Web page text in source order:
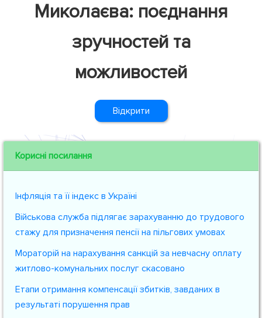
Миколаєва: поєднання
зручностей та
можливостей
Відкрити
Корисні посилання
Інфляція та її індекс в Україні
Військова служба підлягає зарахуванню до трудового
стажу для призначення пенсії на пільгових умовах
Мораторій на нарахування санкцій за невчасну оплату
житлово-комунальних послуг скасовано
Етапи отримання компенсації збитків, завданих в
результаті порушення прав